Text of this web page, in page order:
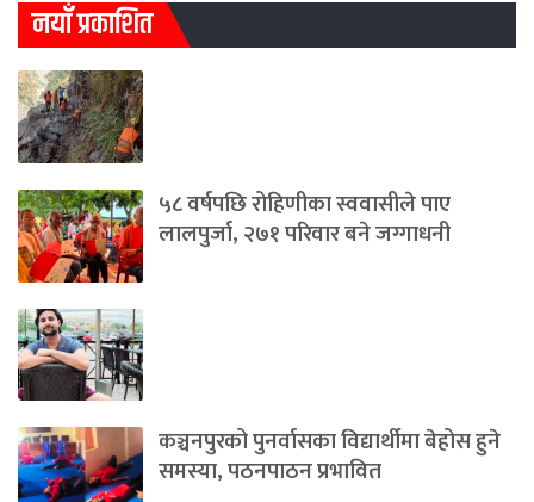
नयाँ प्रकाशित
५८ वर्षपछि रोहिणीका स्ववासीले पाए
लालपुर्जा, २७१ परिवार बने जग्गाधनी
कञ्चनपुरको पुनर्वासका विद्यार्थीमा बेहोस हुने
समस्या, पठनपाठन प्रभावित